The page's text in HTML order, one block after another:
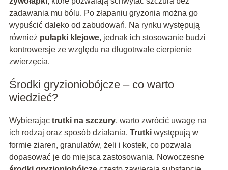
zadawania mu bólu. Po złapaniu gryzonia można go
wypuścić daleko od zabudowań. Na rynku występują
również pułapki klejowe, jednak ich stosowanie budzi
kontrowersje ze względu na długotrwałe cierpienie
zwierzęcia.
Środki gryzioniobójcze – co warto
wiedzieć?
Wybierając trutki na szczury, warto zwrócić uwagę na
ich rodzaj oraz sposób działania. Trutkiwystępują w
formie ziaren, granulatów, żeli i kostek, co pozwala
dopasować je do miejsca zastosowania. Nowoczesne